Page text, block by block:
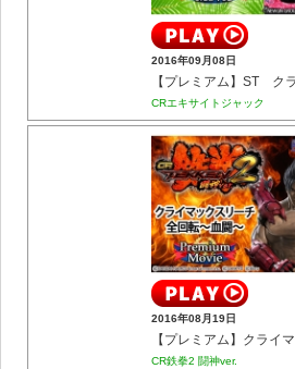
2016年09月08日
CRエキサイトジャック
2016年08月19日
CR鉄拳2 闘神ver.